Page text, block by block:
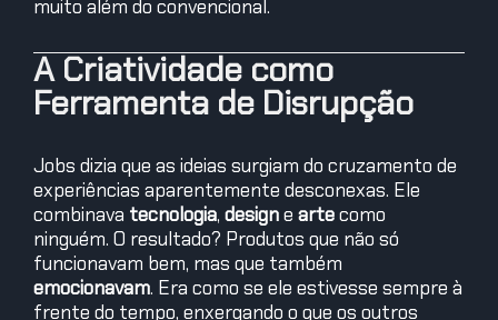
muito além do convencional.
A Criatividade como
Ferramenta de Disrupção
Jobs dizia que as ideias surgiam do cruzamento de
experiências aparentemente desconexas. Ele
combinava tecnologia, designe artecomo
ninguém. O resultado? Produtos que não só
funcionavam bem, mas que também
emocionavam. Era como se ele estivesse sempre à
frente do tempo, enxergando o que os outros